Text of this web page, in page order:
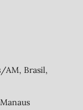
AM, Brasil,